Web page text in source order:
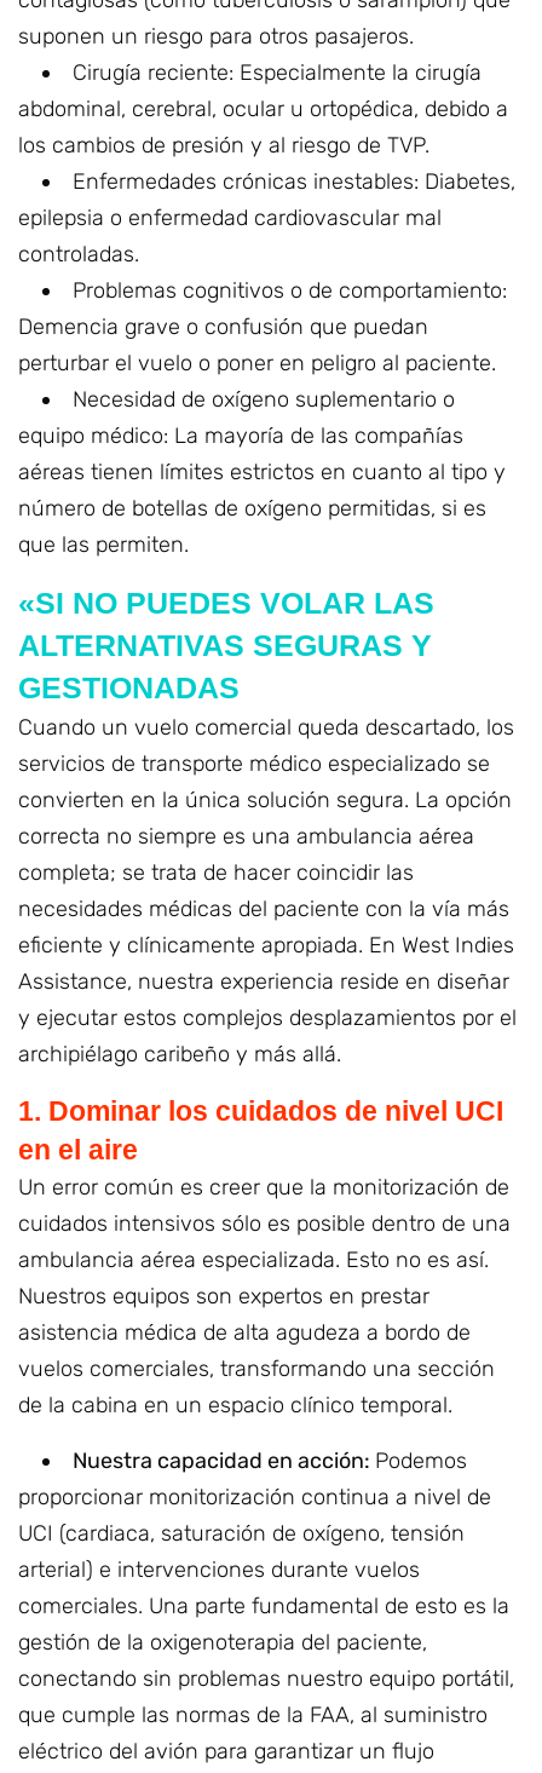
suponen un riesgo para otros pasajeros.
Cirugía reciente: Especialmente la cirugía
abdominal, cerebral, ocular u ortopédica, debido a
los cambios de presión y al riesgo de TVP.
Enfermedades crónicas inestables: Diabetes,
epilepsia o enfermedad cardiovascular mal
controladas.
Problemas cognitivos o de comportamiento:
Demencia grave o confusión que puedan
perturbar el vuelo o poner en peligro al paciente.
Necesidad de oxígeno suplementario o
equipo médico: La mayoría de las compañías
aéreas tienen límites estrictos en cuanto al tipo y
número de botellas de oxígeno permitidas, si es
que las permiten.
«SI NO PUEDES VOLAR LAS
ALTERNATIVAS SEGURAS Y
GESTIONADAS
Cuando un vuelo comercial queda descartado, los
servicios de transporte médico especializado se
convierten en la única solución segura. La opción
correcta no siempre es una ambulancia aérea
completa; se trata de hacer coincidir las
necesidades médicas del paciente con la vía más
eficiente y clínicamente apropiada. En West Indies
Assistance, nuestra experiencia reside en diseñar
y ejecutar estos complejos desplazamientos por el
archipiélago caribeño y más allá.
1. Dominar los cuidados de nivel UCI
en el aire
Un error común es creer que la monitorización de
cuidados intensivos sólo es posible dentro de una
ambulancia aérea especializada. Esto no es así.
Nuestros equipos son expertos en prestar
asistencia médica de alta agudeza a bordo de
vuelos comerciales, transformando una sección
de la cabina en un espacio clínico temporal.
Nuestra capacidad en acción: Podemos
proporcionar monitorización continua a nivel de
UCI (cardiaca, saturación de oxígeno, tensión
arterial) e intervenciones durante vuelos
comerciales. Una parte fundamental de esto es la
gestión de la oxigenoterapia del paciente,
conectando sin problemas nuestro equipo portátil,
que cumple las normas de la FAA, al suministro
eléctrico del avión para garantizar un flujo